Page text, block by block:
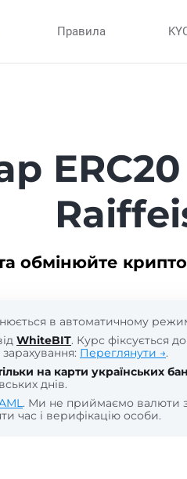
Правила
обмінюйте
в автоматичному
WhiteBIT. Курс фіксується
Переглянути →.
на карти українських
днів.
. Ми не приймаємо валюти
час і верифікацію особи.